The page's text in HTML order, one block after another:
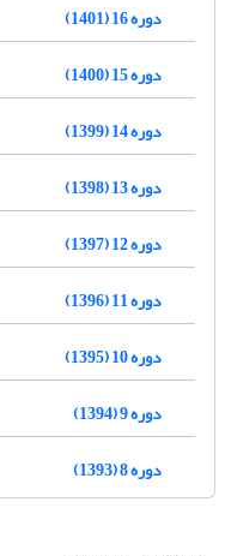
دوره 16 (1401)
دوره 15 (1400)
دوره 14 (1399)
دوره 13 (1398)
دوره 12 (1397)
دوره 11 (1396)
دوره 10 (1395)
دوره 9 (1394)
دوره 8 (1393)